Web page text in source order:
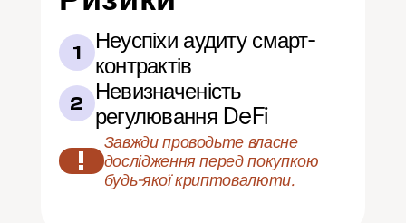
1
Неуспіхи аудиту смарт-
контрактів
2
Невизначеність
регулювання DeFi
!
Завжди проводьте власне
дослідження перед покупкою
будь-якої криптовалюти.